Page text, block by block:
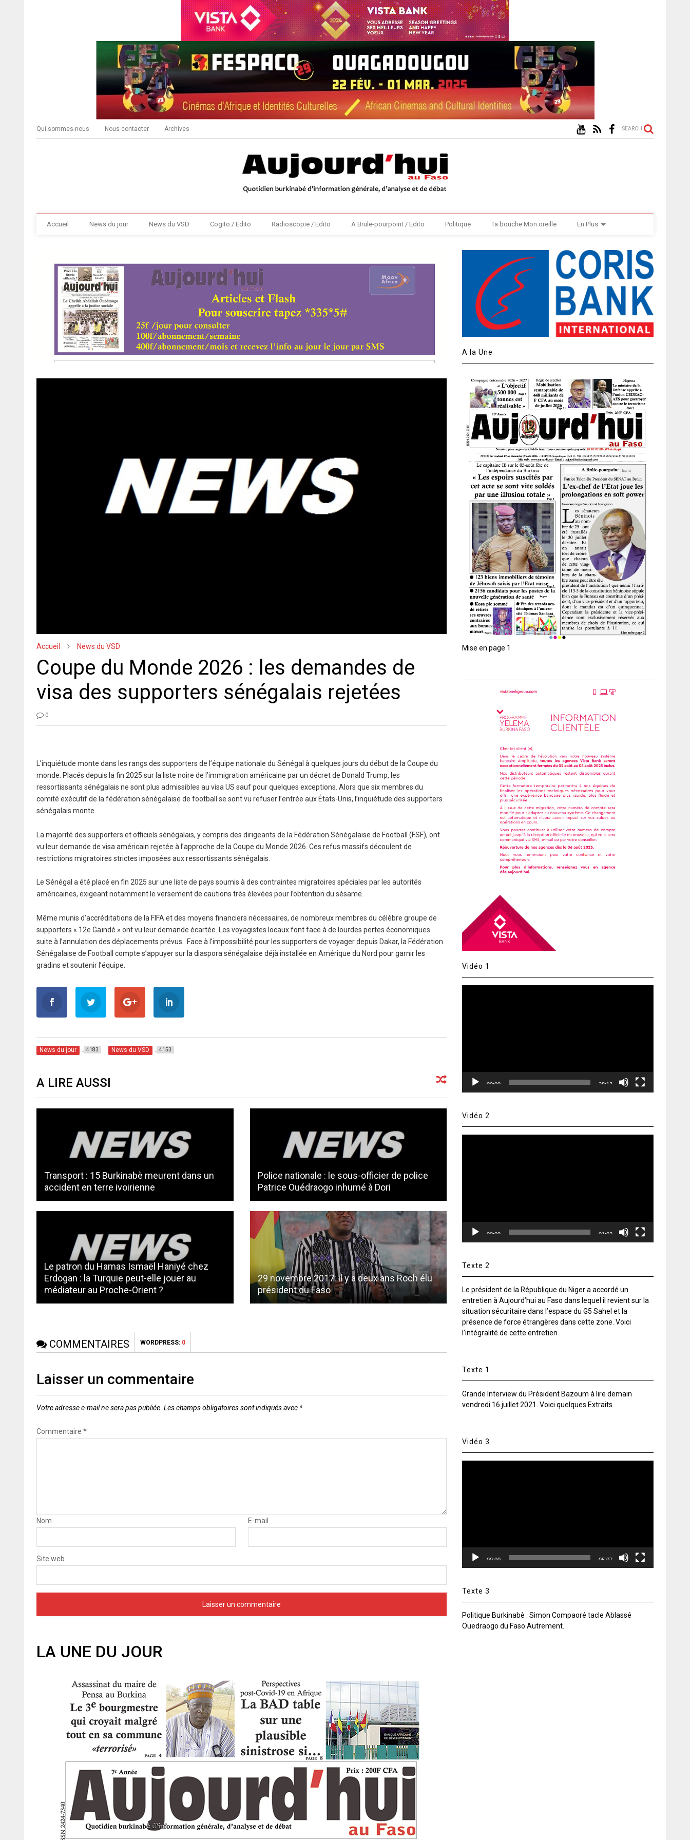
Qui sommes-nous Nous contacter Archives SEARCH
Accueil News du jour News du VSD Cogito / Edito Radioscopie / Edito A Brule-pourpoint / Edito Politique Ta bouche Mon oreille En Plus
Accueil News du VSD
Coupe du Monde 2026 : les demandes de
visa des supporters sénégalais rejetées
0
L’inquiétude monte dans les rangs des supporters de l’équipe nationale du Sénégal à quelques jours du début de la Coupe du
monde. Placés depuis la fin 2025 sur la liste noire de l’immigration américaine par un décret de Donald Trump, les
ressortissants sénégalais ne sont plus admissibles au visa US sauf pour quelques exceptions. Alors que six membres du
comité exécutif de la fédération sénégalaise de football se sont vu refuser l’entrée aux États-Unis, l’inquiétude des supporters
sénégalais monte.
La majorité des supporters et officiels sénégalais, y compris des dirigeants de la Fédération Sénégalaise de Football (FSF), ont
vu leur demande de visa américain rejetée à l’approche de la Coupe du Monde 2026. Ces refus massifs découlent de
restrictions migratoires strictes imposées aux ressortissants sénégalais.
Le Sénégal a été placé en fin 2025 sur une liste de pays soumis à des contraintes migratoires spéciales par les autorités
américaines, exigeant notamment le versement de cautions très élevées pour l’obtention du sésame.
Même munis d’accréditations de la FIFA et des moyens financiers nécessaires, de nombreux membres du célèbre groupe de
supporters « 12e Gaïndé » ont vu leur demande écartée. Les voyagistes locaux font face à de lourdes pertes économiques
suite à l’annulation des déplacements prévus. Face à l’impossibilité pour les supporters de voyager depuis Dakar, la Fédération
Sénégalaise de Football compte s’appuyer sur la diaspora sénégalaise déjà installée en Amérique du Nord pour garnir les
gradins et soutenir l’équipe.
News du jour 4183 News du VSD 4153
A LIRE AUSSI
Transport : 15 Burkinabè meurent dans un
accident en terre ivoirienne
Police nationale : le sous-officier de police
Patrice Ouédraogo inhumé à Dori
Le patron du Hamas Ismaël Haniyé chez
Erdogan : la Turquie peut-elle jouer au
médiateur au Proche-Orient ?
29 novembre 2017: il y a deux ans Roch élu
président du Faso
COMMENTAIRES WORDPRESS: 0
Laisser un commentaire
Votre adresse e-mail ne sera pas publiée. Les champs obligatoires sont indiqués avec *
Commentaire*
Nom E-mail
Site web
LA UNE DU JOUR
A la Une
Mise en page 1
Vidéo 1
00:00 28:13
Vidéo 2
00:00 01:02
Texte 2
Le président de la République du Niger a accordé un
entretien à Aujourd’hui au Faso dans lequel il revient sur la
situation sécuritaire dans l’espace du G5 Sahel et la
présence de force étrangères dans cette zone. Voici
l’intégralité de cette entretien .
Texte 1
Grande Interview du Président Bazoum à lire demain
vendredi 16 juillet 2021. Voici quelques Extraits.
Vidéo 3
00:00 05:07
Texte 3
Politique Burkinabè : Simon Compaoré tacle Ablassé
Ouedraogo du Faso Autrement.